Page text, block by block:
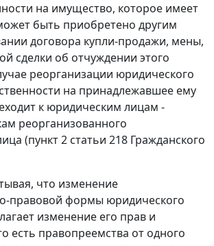
на имущество, которое имеет
быть приобретено другим
договора купли-продажи, мены,
сделки об отчуждении этого
реорганизации юридического
на принадлежавшее ему
к юридическим лицам -
реорганизованного
(пункт 2 статьи 218 Гражданского
что изменение
правовой формы юридического
изменение его прав и
есть правопреемства от одного